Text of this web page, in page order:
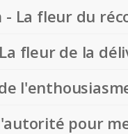
- La fleur du
fleur de la
pour